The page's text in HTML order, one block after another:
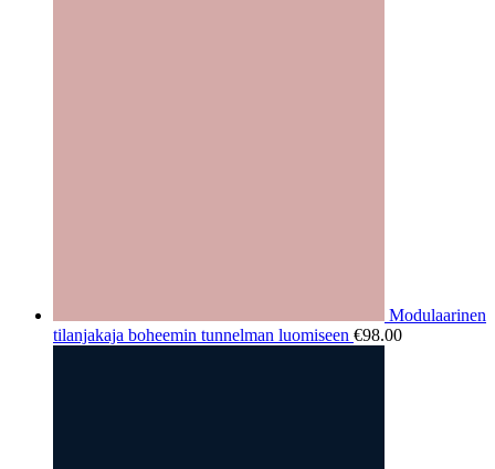
Modulaarinen
tilanjakaja boheemin tunnelman luomiseen €98.00